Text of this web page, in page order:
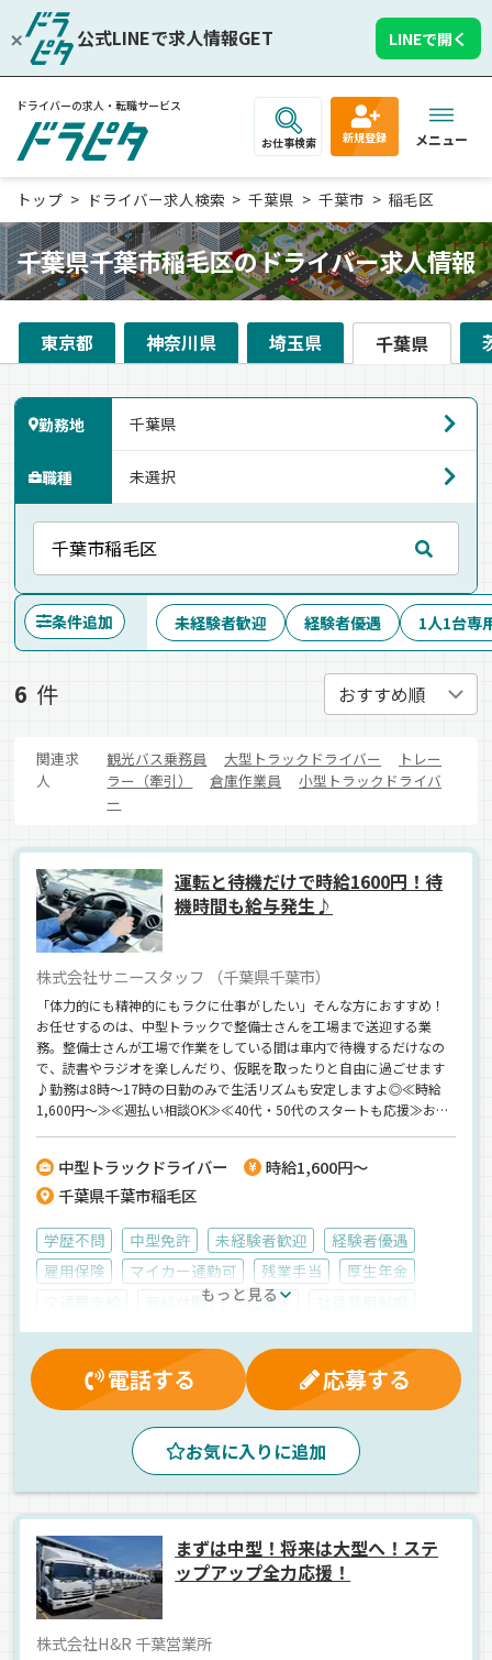
公式LINEで求人情報GET LINEで開く
ドライバーの求人・転職サービス
お仕事検索 新規登録 メニュー
トップ ドライバー求人検索 千葉県 千葉市 稲毛区
千葉県千葉市稲毛区のドライバー求人情報
東京都 神奈川県 埼玉県 千葉県
勤務地
職種
条件追加 未経験者歓迎 経験者優遇 1人1台専
6 件
関連求
人
観光バス乗務員 大型トラックドライバー
トレー
ラー（牽引）
倉庫作業員
小型トラックドライバ
ー
運転と待機だけで時給1600円！待
機時間も給与発生♪
株式会社サニースタッフ （千葉県千葉市）
「体力的にも精神的にもラクに仕事がしたい」そんな方におすすめ！
お任せするのは、中型トラックで整備士さんを工場まで送迎する業
務。整備士さんが工場で作業をしている間は車内で待機するだけなの
で、読書やラジオを楽しんだり、仮眠を取ったりと自由に過ごせます
♪勤務は8時～17時の日勤のみで生活リズムも安定しますよ◎≪時給
1,600円～≫≪週払い相談OK≫≪40代・50代のスタートも応援≫お気
中型トラックドライバー
時給1,600円～
千葉県千葉市稲毛区
学歴不問 中型免許 未経験者歓迎
経験者優遇
雇用保険
マイカー通勤可 残業手当
厚生年金
有給休暇 入社祝金
健康保険
週払いＯＫ 労災保険 昼 朝
夕方
箱車 派遣社員
もっと見る
電話する 応募する
お気に入りに追加
まずは中型！将来は大型へ！ステ
ップアップ全力応援！
株式会社H&R 千葉営業所